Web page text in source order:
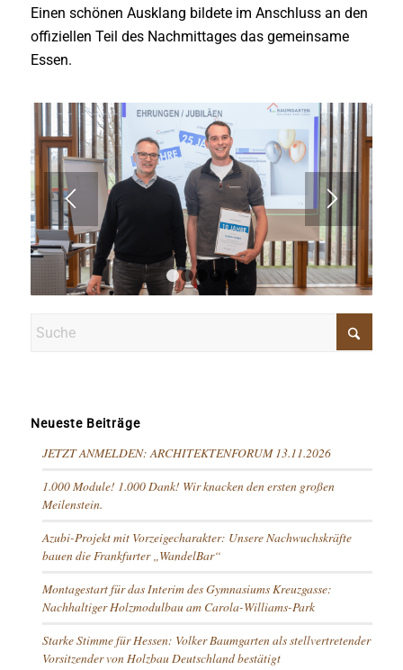
Einen schönen Ausklang bildete im Anschluss an den
offiziellen Teil des Nachmittages das gemeinsame
Essen.
1 2 3 4 5
Neueste Beiträge
JETZT ANMELDEN: ARCHITEKTENFORUM 13.11.2026
1.000 Module! 1.000 Dank! Wir knacken den ersten großen
Meilenstein.
Azubi-Projekt mit Vorzeigecharakter: Unsere Nachwuchskräfte
bauen die Frankfurter „WandelBar“
Montagestart für das Interim des Gymnasiums Kreuzgasse:
Nachhaltiger Holzmodulbau am Carola-Williams-Park
Starke Stimme für Hessen: Volker Baumgarten als stellvertretender
Vorsitzender von Holzbau Deutschland bestätigt